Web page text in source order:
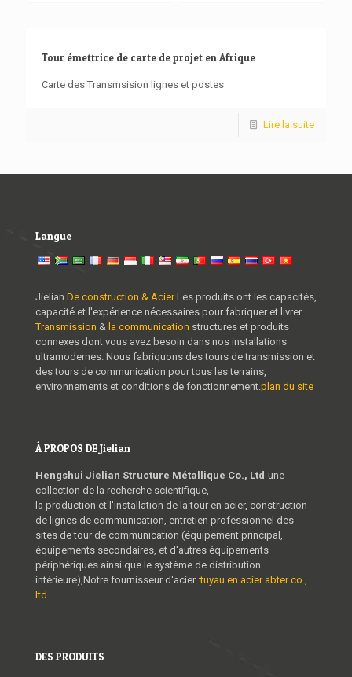
Tour émettrice de carte de projet en Afrique
Carte des Transmsision lignes et postes
Lire la suite
Langue
Jielian De construction & AcierLes produits ont les capacités,
capacité et l'expérience nécessaires pour fabriquer et livrer
Transmission & la communication structures et produits
connexes dont vous avez besoin dans nos installations
ultramodernes. Nous fabriquons des tours de transmission et
des tours de communication pour tous les terrains,
environnements et conditions de fonctionnement.plan du site
À PROPOS DE Jielian
Hengshui Jielian Structure Métallique Co., Ltd-une
collection de la recherche scientifique,
la production et l'installation de la tour en acier, construction
de lignes de communication, entretien professionnel des
sites de tour de communication (équipement principal,
équipements secondaires, et d'autres équipements
périphériques ainsi que le système de distribution
intérieure),Notre fournisseur d'acier :tuyau en acier abter co.,
ltd
DES PRODUITS